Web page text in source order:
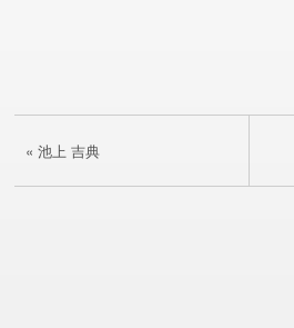
« 池上 吉典